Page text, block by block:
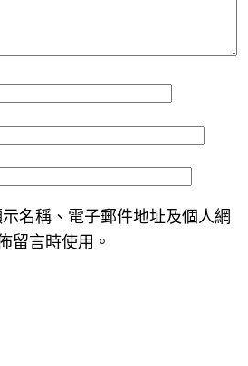
名稱、電子郵件地址及個人網
留言時使用。